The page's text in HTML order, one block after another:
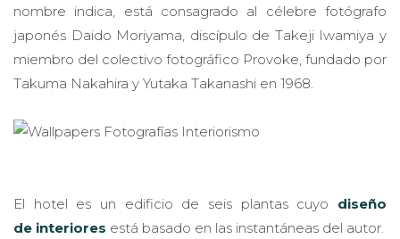
nombre indica, está consagrado al célebre fotógrafo
japonés Daido Moriyama, discípulo de Takeji Iwamiya y
miembro del colectivo fotográfico Provoke, fundado por
Takuma Nakahira y Yutaka Takanashi en 1968.
El hotel es un edificio de seis plantas cuyo diseño
de interiores está basado en las instantáneas del autor.